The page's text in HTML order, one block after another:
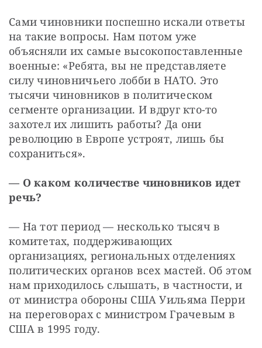
Сами чиновники поспешно искали ответы
на такие вопросы. Нам потом уже
объясняли их самые высокопоставленные
военные: «Ребята, вы не представляете
силу чиновничьего лобби в НАТО. Это
тысячи чиновников в политическом
сегменте организации. И вдруг кто-то
захотел их лишить работы? Да они
революцию в Европе устроят, лишь бы
сохраниться».
— О каком количестве чиновников идет
речь?
— На тот период — несколько тысяч в
комитетах, поддерживающих
организациях, региональных отделениях
политических органов всех мастей. Об этом
нам приходилось слышать, в частности, и
от министра обороны США Уильяма Перри
на переговорах с министром Грачевым в
США в 1995 году.